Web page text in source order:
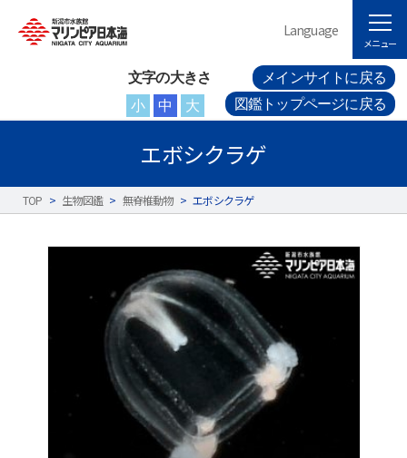
文字の大きさ
小
中 大
メインサイトに戻る
図鑑トップページに戻る
Language
メニュー
エボシクラゲ
TOP > 生物図鑑 > 無脊椎動物 > エボシクラゲ